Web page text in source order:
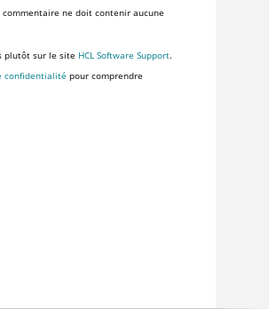
commentaire ne doit contenir aucune
plutôt sur le site HCL Software Support.
confidentialité pour comprendre